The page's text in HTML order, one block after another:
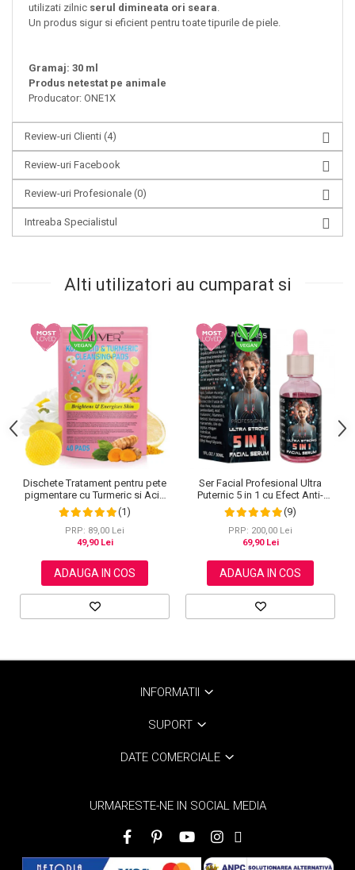
utilizati zilnic serul dimineata ori seara.
Un produs sigur si eficient pentru toate tipurile de piele.
Gramaj: 30 ml
Produs netestat pe animale
Producator: ONE1X
Review-uri Clienti (4)
Review-uri Facebook
Review-uri Profesionale (0)
Intreaba Specialistul
Alti utilizatori au cumparat si
Dischete Tratament pentru pete
pigmentare cu Turmeric si Acid
kojic, Curatare in profunzime,
Aliver, 40 bucati
(1)
PRP: 89,00 Lei
49,90 Lei
ADAUGA IN COS
Ser Facial Profesional Ultra
Puternic 5 in 1 cu Efect Anti-
Imbatranire NOVA KISS®, 30 ml
(9)
PRP: 200,00 Lei
69,90 Lei
ADAUGA IN COS
INFORMATII
SUPORT
DATE COMERCIALE
URMARESTE-NE IN SOCIAL MEDIA